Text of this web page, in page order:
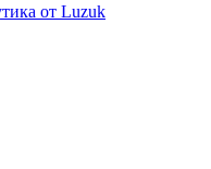
от Luzuk